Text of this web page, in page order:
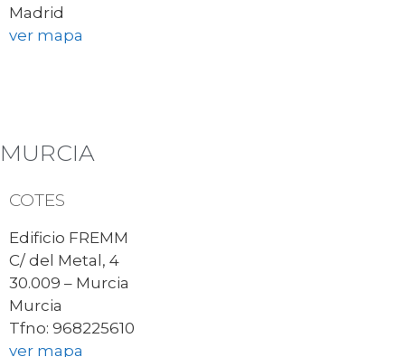
Madrid
ver mapa
MURCIA
COTES
Edificio FREMM
C/ del Metal, 4
30.009 – Murcia
Murcia
Tfno: 968225610
ver mapa